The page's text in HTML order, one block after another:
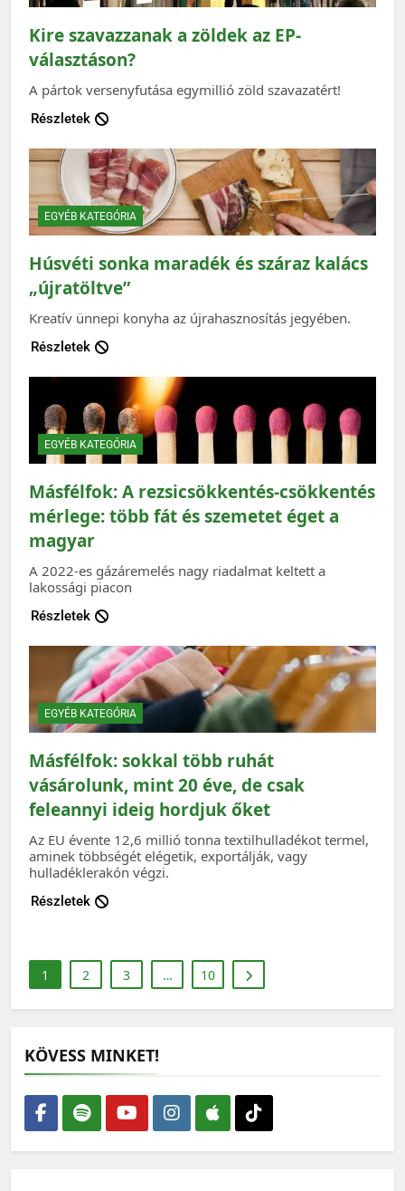
Kire szavazzanak a zöldek az EP-
választáson?
A pártok versenyfutása egymillió zöld szavazatért!
Részletek
EGYÉB KATEGÓRIA
Húsvéti sonka maradék és száraz kalács
„újratöltve”
Kreatív ünnepi konyha az újrahasznosítás jegyében.
Részletek
EGYÉB KATEGÓRIA
Másfélfok: A rezsicsökkentés-csökkentés
mérlege: több fát és szemetet éget a
magyar
A 2022-es gázáremelés nagy riadalmat keltett a
lakossági piacon
Részletek
EGYÉB KATEGÓRIA
Másfélfok: sokkal több ruhát
vásárolunk, mint 20 éve, de csak
feleannyi ideig hordjuk őket
Az EU évente 12,6 millió tonna textilhulladékot termel,
aminek többségét elégetik, exportálják, vagy
hulladéklerakón végzi.
Részletek
1 2 3 … 10
KÖVESS MINKET!